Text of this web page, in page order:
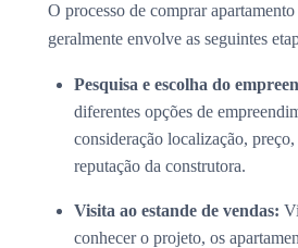
O processo de comprar
geralmente envolve as seguintes
Pesquisa e escolha do
diferentes opções de
consideração localização,
reputação da construtora.
Visita ao estande de vendas:
conhecer o projeto, os